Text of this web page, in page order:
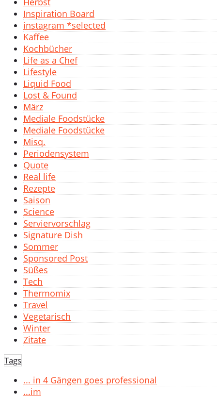
Inspiration Board
instagram *selected
Kaffee
Kochbücher
Life as a Chef
Lifestyle
Liquid Food
Lost & Found
März
Mediale Foodstücke
Mediale Foodstücke
Misq.
Periodensystem
Quote
Real life
Rezepte
Saison
Science
Serviervorschlag
Signature Dish
Sommer
Sponsored Post
Süßes
Tech
Thermomix
Travel
Vegetarisch
Winter
Zitate
Tags
... in 4 Gängen goes professional
...im